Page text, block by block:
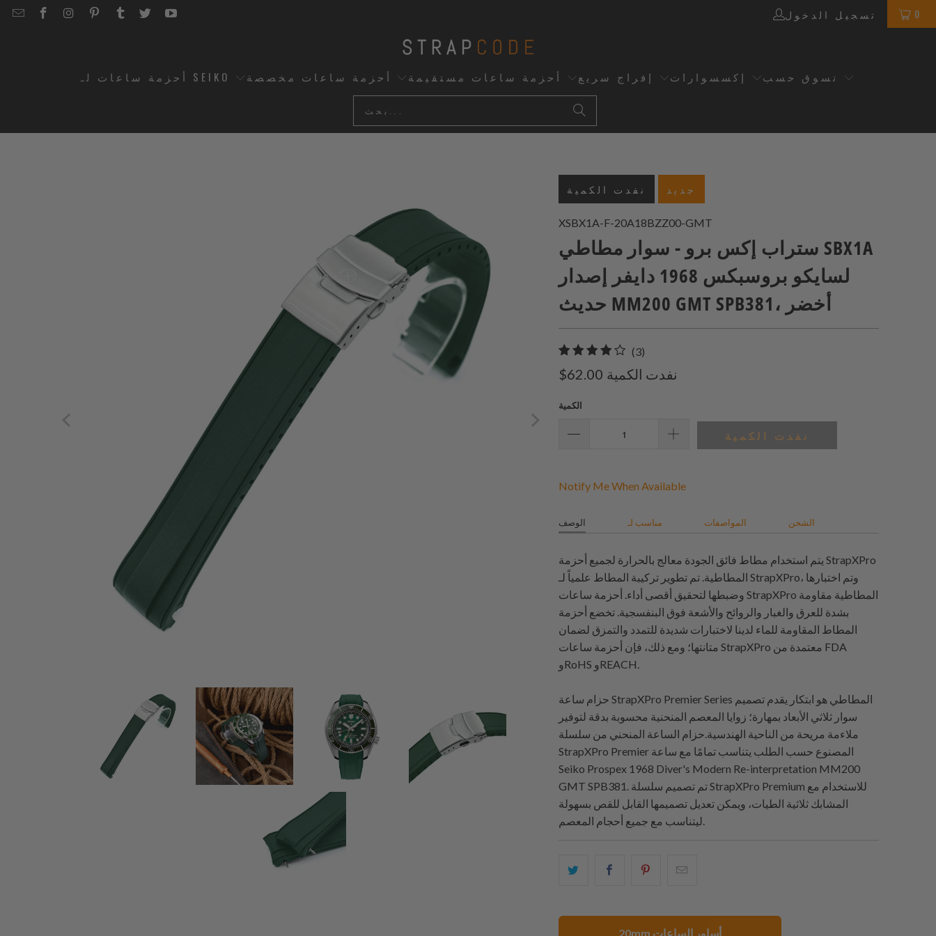
EMAILSTRAPCODE
STRAPCODE
STRAPCODE
STRAPCODE
STRAPCODE
TWITTER
STRAPCODE
YOUTUBE
تسجيل الدخول 0
أحزمة ساعات لـ SEIKO أحزمة ساعات مخصصة أحزمة ساعات مستقيمة إفراج سريع إكسسوارات تسوق حسب
نفدت الكمية جديد
XSBX1A-F-20A18BZZ00-GMT
ستراب إكس برو - سوار مطاطي SBX1A
لسايكو بروسبكس 1968 دايفر إصدار
حديث MM200 GMT SPB381، أخضر
(3)
$62.00 نفدت الكمية
الكمية
نفدت الكمية
Notify Me When Available
الوصف مناسب لـ المواصفات الشحن
يتم استخدام مطاط فائق الجودة معالج بالحرارة لجميع أحزمة StrapXPro
المطاطية. تم تطوير تركيبة المطاط علمياً لـ StrapXPro، وتم اختبارها
وضبطها لتحقيق أقصى أداء. أحزمة ساعات StrapXPro المطاطية مقاومة
بشدة للعرق والغبار والروائح والأشعة فوق البنفسجية. تخضع أحزمة
المطاط المقاومة للماء لدينا لاختبارات شديدة للتمدد والتمزق لضمان
متانتها؛ ومع ذلك، فإن أحزمة ساعات StrapXPro معتمدة من FDA
وRoHS وREACH.
حزام ساعة StrapXPro Premier Series المطاطي هو ابتكار يقدم تصميم
سوار ثلاثي الأبعاد بمهارة؛ زوايا المعصم المنحنية محسوبة بدقة لتوفير
ملاءمة مريحة من الناحية الهندسية.حزام الساعة المنحني من سلسلة
StrapXPro Premier المصنوع حسب الطلب يتناسب تمامًا مع ساعة
Seiko Prospex 1968 Diver's Modern Re-interpretation MM200
GMT SPB381. تم تصميم سلسلة StrapXPro Premium للاستخدام مع
المشابك ثلاثية الطيات، ويمكن تعديل تصميمها القابل للقص بسهولة
ليتناسب مع جميع أحجام المعصم.
شارك
شارك
شارك
20mm أساور الساعات